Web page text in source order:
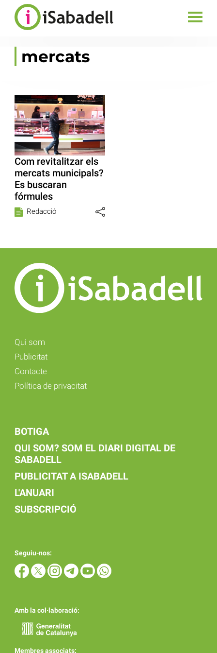
mercats
Com revitalitzar els
mercats municipals?
Es buscaran
fórmules
Redacció
Qui som
Publicitat
Contacte
Política de privacitat
BOTIGA
QUI SOM? SOM EL DIARI DIGITAL DE
SABADELL
PUBLICITAT A ISABADELL
L'ANUARI
SUBSCRIPCIÓ
Seguiu-nos:
Amb la col·laboració:
Membres associats: